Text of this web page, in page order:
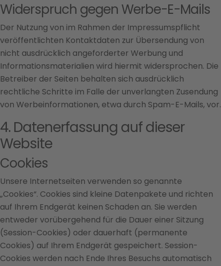
Widerspruch gegen Werbe-E-Mails
Der Nutzung von im Rahmen der Impressumspflicht
veröffentlichten Kontaktdaten zur Übersendung von
nicht ausdrücklich angeforderter Werbung und
Informationsmaterialien wird hiermit widersprochen. Die
Betreiber der Seiten behalten sich ausdrücklich
rechtliche Schritte im Falle der unverlangten Zusendung
von Werbeinformationen, etwa durch Spam-E-Mails, vor.
4. Datenerfassung auf dieser
Website
Cookies
Unsere Internetseiten verwenden so genannte
„Cookies“. Cookies sind kleine Datenpakete und richten
auf Ihrem Endgerät keinen Schaden an. Sie werden
entweder vorübergehend für die Dauer einer Sitzung
(Session-Cookies) oder dauerhaft (permanente
Cookies) auf Ihrem Endgerät gespeichert. Session-
Cookies werden nach Ende Ihres Besuchs automatisch